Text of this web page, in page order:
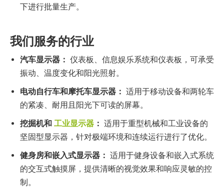
下进行批量生产。
我们服务的行业
汽车显示器： 仪表板、信息娱乐系统和仪表板，可承受
振动、温度变化和阳光照射。
电动自行车和摩托车显示器： 适用于移动设备和两轮车
的紧凑、耐用且阳光下可读的屏幕。
挖掘机和 工业显示器 ： 适用于重型机械和工业设备的
坚固型显示器，针对极端环境和连续运行进行了优化。
健身房和嵌入式显示器： 适用于健身设备和嵌入式系统
的交互式触摸屏，提供清晰的视觉效果和响应灵敏的控
制。